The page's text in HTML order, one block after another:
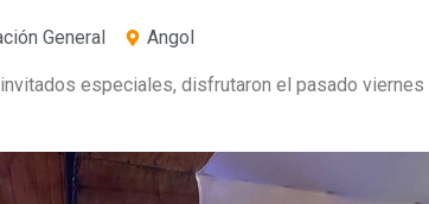
General Angol
especiales, disfrutaron el pasado viernes